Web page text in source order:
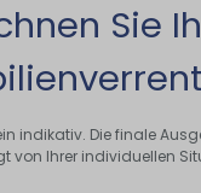
Sie
indikativ. Die finale
von Ihrer individuellen